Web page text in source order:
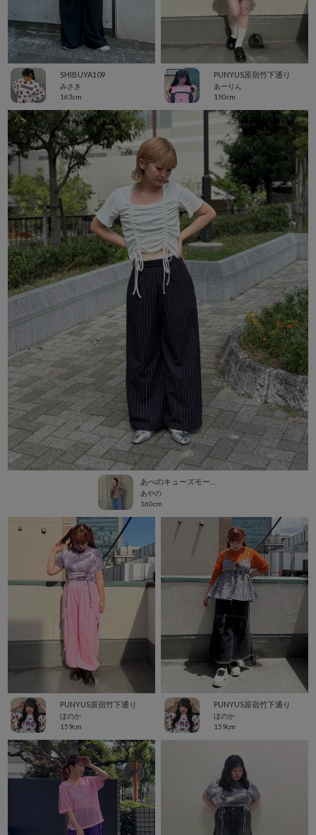
SHIBUYA109
みさき
163cm
PUNYUS原宿竹下通り
あーりん
150cm
あやの
160cm
PUNYUS原宿竹下通り
ほのか
159cm
PUNYUS原宿竹下通り
ほのか
159cm